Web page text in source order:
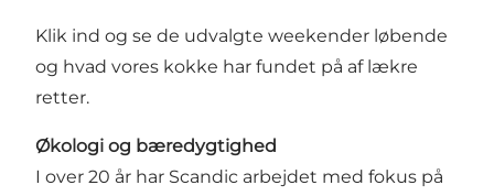
Klik ind og se de udvalgte weekender løbende
og hvad vores kokke har fundet på af lækre
retter.
Økologi og bæredygtighed
I over 20 år har Scandic arbejdet med fokus på